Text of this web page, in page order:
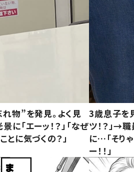
物”を発見。よく見
「エーッ！？」「なぜ
とに気づくの？」
3歳息子を
ツ！？」→
に…「そり
ー！！」